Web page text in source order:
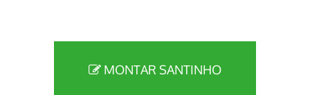
MONTAR SANTINHO